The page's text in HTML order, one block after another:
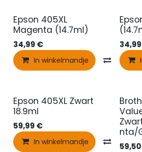
Epson 405XL
Magenta (14.7ml)
34,99 €
In winkelmandje
34,99
Epson 405XL Zwart
18.9ml
59,99 €
In winkelmandje
nta/
59,50